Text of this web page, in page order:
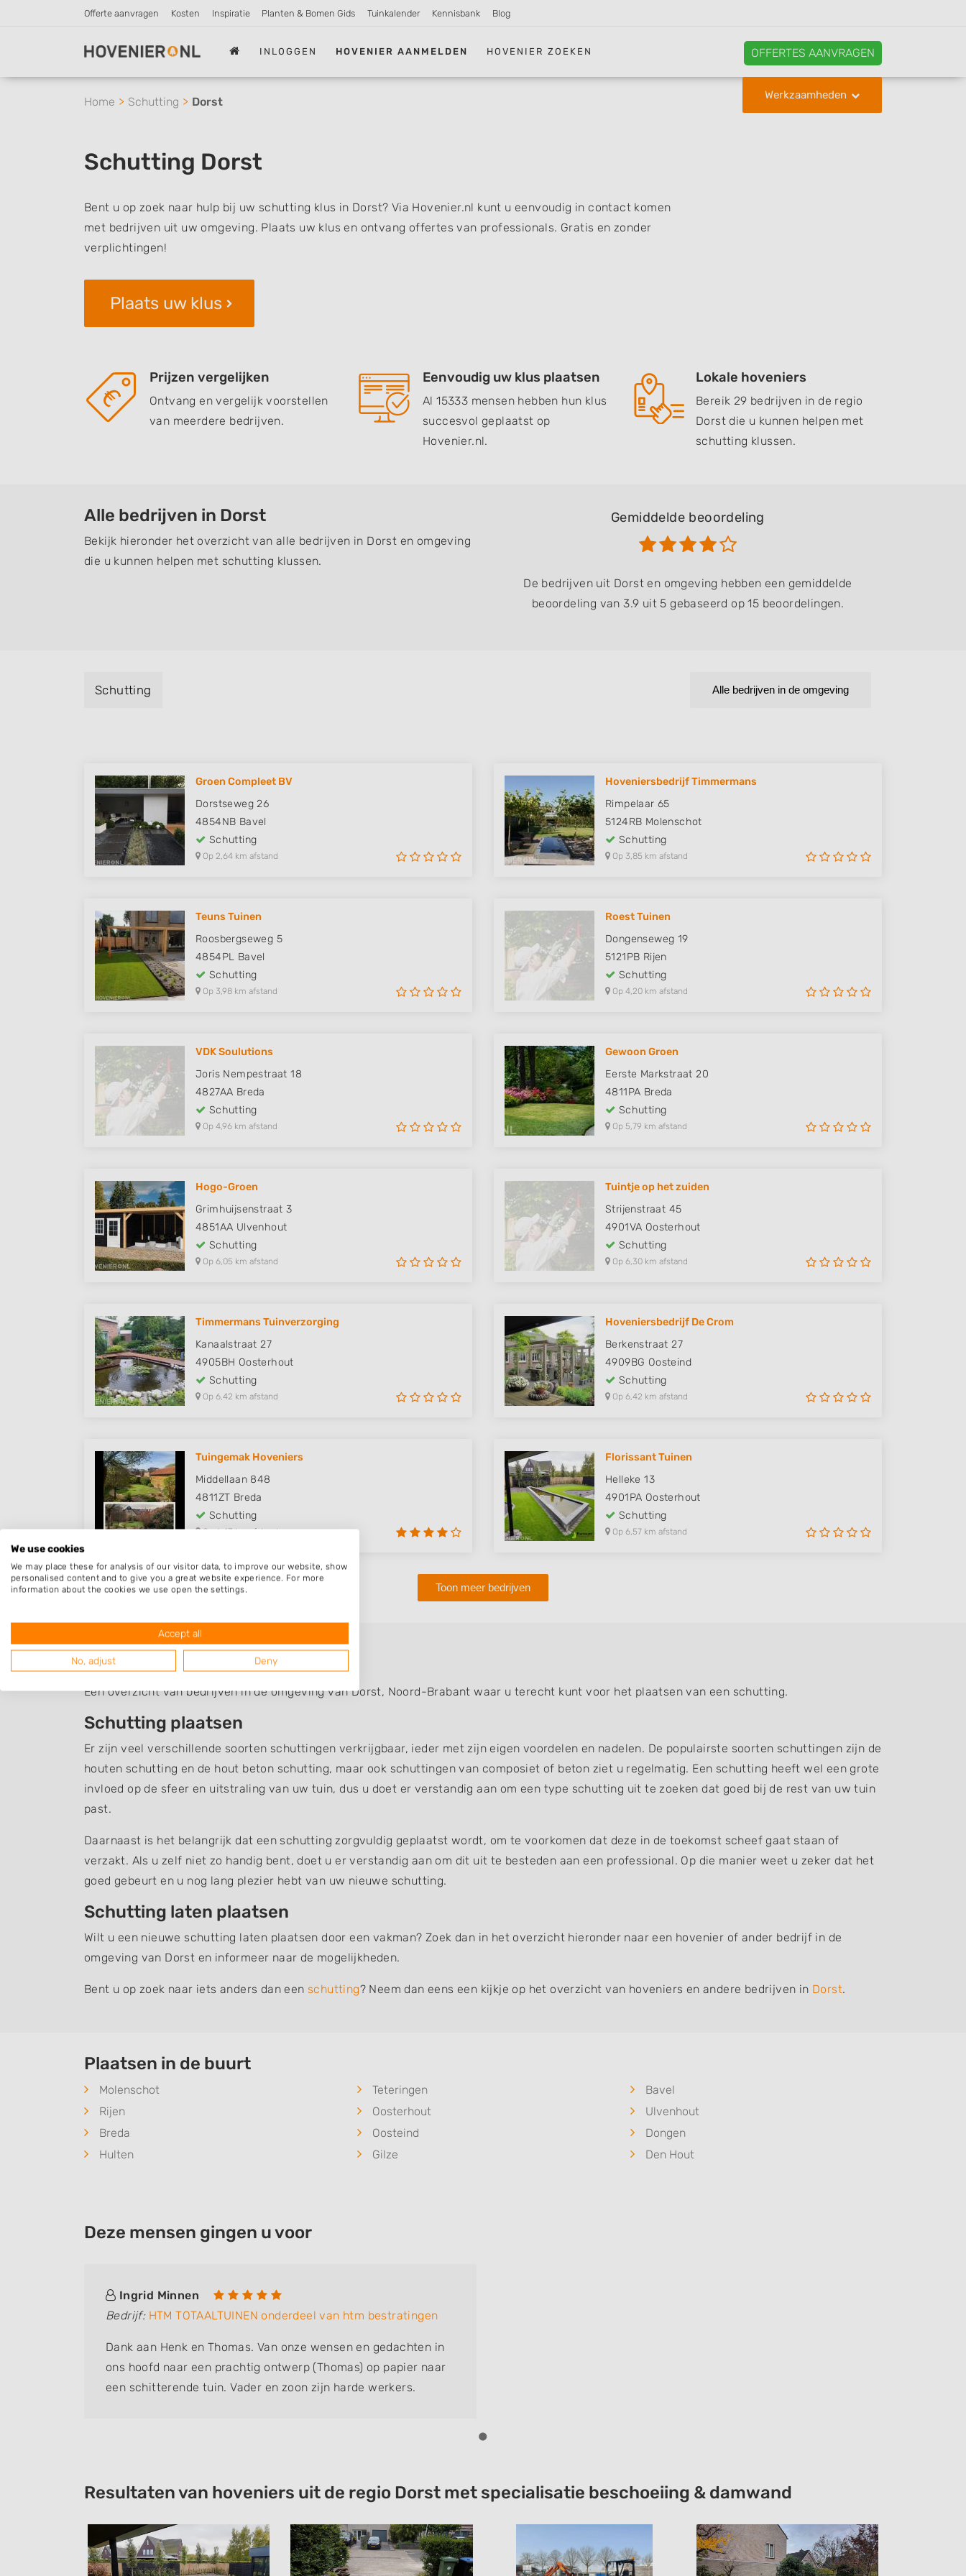
Offerte aanvragen Kosten Inspiratie Planten & Bomen Gids Tuinkalender Kennisbank Blog
INLOGGEN HOVENIER AANMELDEN HOVENIER ZOEKEN OFFERTES AANVRAGEN
Werkzaamheden
Home Schutting Dorst
Schutting Dorst
Bent u op zoek naar hulp bij uw schutting klus in Dorst? Via Hovenier.nl kunt u eenvoudig in contact komen
met bedrijven uit uw omgeving. Plaats uw klus en ontvang offertes van professionals. Gratis en zonder
verplichtingen!
Plaats uw klus
Prijzen vergelijken
Ontvang en vergelijk voorstellen
van meerdere bedrijven.
Eenvoudig uw klus plaatsen
Al 15333 mensen hebben hun klus
succesvol geplaatst op
Hovenier.nl.
Lokale hoveniers
Bereik 29 bedrijven in de regio
Dorst die u kunnen helpen met
schutting klussen.
Alle bedrijven in Dorst
Bekijk hieronder het overzicht van alle bedrijven in Dorst en omgeving
die u kunnen helpen met schutting klussen.
Gemiddelde beoordeling
De bedrijven uit Dorst en omgeving hebben een gemiddelde
beoordeling van 3.9 uit 5 gebaseerd op 15 beoordelingen.
Schutting Alle bedrijven in de omgeving
Groen Compleet BV
Dorstseweg 26
4854NB Bavel
Schutting
Op 2,64 km afstand
Hoveniersbedrijf Timmermans
Rimpelaar 65
5124RB Molenschot
Schutting
Op 3,85 km afstand
Teuns Tuinen
Roosbergseweg 5
4854PL Bavel
Schutting
Op 3,98 km afstand
Roest Tuinen
Dongenseweg 19
5121PB Rijen
Schutting
Op 4,20 km afstand
VDK Soulutions
Joris Nempestraat 18
4827AA Breda
Schutting
Op 4,96 km afstand
Gewoon Groen
Eerste Markstraat 20
4811PA Breda
Schutting
Op 5,79 km afstand
Hogo-Groen
Grimhuijsenstraat 3
4851AA Ulvenhout
Schutting
Op 6,05 km afstand
Tuintje op het zuiden
Strijenstraat 45
4901VA Oosterhout
Schutting
Op 6,30 km afstand
Timmermans Tuinverzorging
Kanaalstraat 27
4905BH Oosterhout
Schutting
Op 6,42 km afstand
Hoveniersbedrijf De Crom
Berkenstraat 27
4909BG Oosteind
Schutting
Op 6,42 km afstand
Tuingemak Hoveniers
Middellaan 848
4811ZT Breda
Schutting
Op 6,43 km afstand
Florissant Tuinen
Helleke 13
4901PA Oosterhout
Schutting
Op 6,57 km afstand
Toon meer bedrijven
Schutting Dorst
Een overzicht van bedrijven in de omgeving van Dorst, Noord-Brabant waar u terecht kunt voor het plaatsen van een schutting.
Schutting plaatsen
Er zijn veel verschillende soorten schuttingen verkrijgbaar, ieder met zijn eigen voordelen en nadelen. De populairste soorten schuttingen zijn de
houten schutting en de hout beton schutting, maar ook schuttingen van composiet of beton ziet u regelmatig. Een schutting heeft wel een grote
invloed op de sfeer en uitstraling van uw tuin, dus u doet er verstandig aan om een type schutting uit te zoeken dat goed bij de rest van uw tuin
past.
Daarnaast is het belangrijk dat een schutting zorgvuldig geplaatst wordt, om te voorkomen dat deze in de toekomst scheef gaat staan of
verzakt. Als u zelf niet zo handig bent, doet u er verstandig aan om dit uit te besteden aan een professional. Op die manier weet u zeker dat het
goed gebeurt en u nog lang plezier hebt van uw nieuwe schutting.
Schutting laten plaatsen
Wilt u een nieuwe schutting laten plaatsen door een vakman? Zoek dan in het overzicht hieronder naar een hovenier of ander bedrijf in de
omgeving van Dorst en informeer naar de mogelijkheden.
Bent u op zoek naar iets anders dan een schutting? Neem dan eens een kijkje op het overzicht van hoveniers en andere bedrijven in Dorst.
Plaatsen in de buurt
Molenschot Teteringen
Bavel
Rijen
Oosterhout
Ulvenhout
Breda
Oosteind
Dongen
Hulten
Gilze Den Hout
Deze mensen gingen u voor
Ingrid Minnen
Bedrijf: HTM TOTAALTUINEN onderdeel van htm bestratingen
Dank aan Henk en Thomas. Van onze wensen en gedachten in
ons hoofd naar een prachtig ontwerp (Thomas) op papier naar
een schitterende tuin. Vader en zoon zijn harde werkers.
mannen zijn eerlijke harde werkers. Henk en Thomas, Dank
Resultaten van hoveniers uit de regio Dorst met specialisatie beschoeiing & damwand
We use cookies
We may place these for analysis of our visitor data, to improve our website, show
personalised content and to give you a great website experience. For more
information about the cookies we use open the settings.
Accept all
No, adjust Deny